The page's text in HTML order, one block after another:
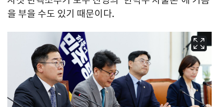
을 부을 수도 있기 때문이다.